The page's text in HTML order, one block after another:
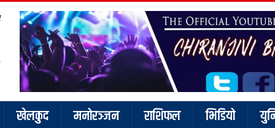
खेलकुद मनोरञ्जन राशिफल भिडियो